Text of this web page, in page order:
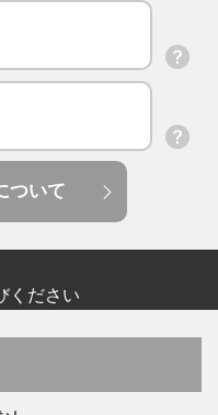
ついて
ください